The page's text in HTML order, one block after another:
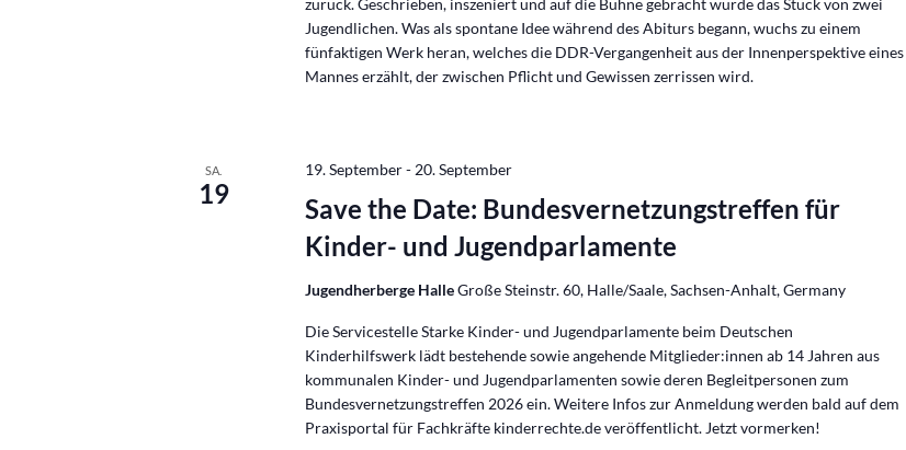
zurück. Geschrieben, inszeniert und auf die Bühne gebracht wurde das Stück von zwei
Jugendlichen. Was als spontane Idee während des Abiturs begann, wuchs zu einem
fünfaktigen Werk heran, welches die DDR-Vergangenheit aus der Innenperspektive eines
Mannes erzählt, der zwischen Pflicht und Gewissen zerrissen wird.
SA.
19
Save the Date: Bundesvernetzungstreffen für
Kinder- und Jugendparlamente
19. September- 20. September
Jugendherberge HalleGroße Steinstr. 60, Halle/Saale, Sachsen-Anhalt, Germany
Die Servicestelle Starke Kinder- und Jugendparlamente beim Deutschen
Kinderhilfswerk lädt bestehende sowie angehende Mitglieder:innen ab 14 Jahren aus
kommunalen Kinder- und Jugendparlamenten sowie deren Begleitpersonen zum
Bundesvernetzungstreffen 2026 ein. Weitere Infos zur Anmeldung werden bald auf dem
Praxisportal für Fachkräfte kinderrechte.de veröffentlicht. Jetzt vormerken!